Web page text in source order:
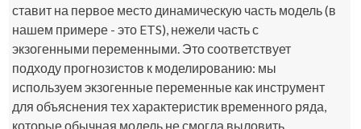
ставит на первое место динамическую часть модель (в
нашем примере - это ETS), нежели часть с
экзогенными переменными. Это соответствует
подходу прогнозистов к моделированию: мы
используем экзогенные переменные как инструмент
для объяснения тех характеристик временного ряда,
которые обычная модель не смогла выловить.